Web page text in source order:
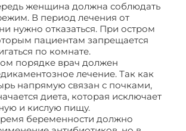
женщина должна соблюдать
В период лечения от
нужно отказаться. При остром
пациентам запрещается
по комнате.
порядке врач должен
лечение. Так как
напрямую связан с почками,
диета, которая исключает
и кислую пищу.
беременности должно